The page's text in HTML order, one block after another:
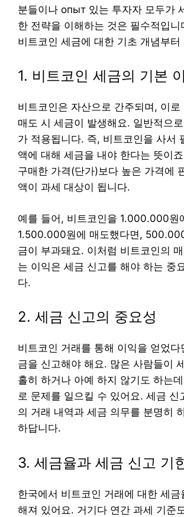
분들이나 опыт 있는 투자자 모두가
한 전략을 이해하는 것은 필수적입니
비트코인 세금에 대한 기초 개념부터
1. 비트코인 세금의 기본
비트코인은 자산으로 간주되며, 이로
매도 시 세금이 발생해요. 일반적으
가 적용됩니다. 즉, 비트코인을 사서
액에 대해 세금을 내야 한다는 뜻이
구매한 가격(단가)보다 높은 가격에
액이 과세 대상이 됩니다.
예를 들어, 비트코인을 1.000.000원
1.500.000원에 매도했다면,
금이 부과돼요. 이처럼 비트코인의
는 이익은 세금 신고를 해야 하는 중
다.
2. 세금 신고의 중요성
비트코인 거래를 통해 이익을 얻었다
금을 신고해야 해요. 많은 사람들이
홀히 하거나 아예 하지 않기도 하는
로 문제를 일으킬 수 있어요. 세금 신
의 거래 내역과 세금 의무를 분명히
하답니다.
3. 세금율과 세금 신고 기
한국에서 비트코인 거래에 대한 세금
해져 있어요. 거기다 연간 과세 기준